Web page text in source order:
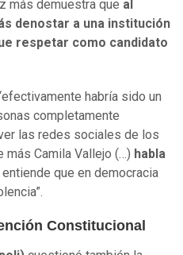
más demuestra que al
denostar a una institución
respetar como candidato
habría sido un
completamente
las redes sociales de los
Camila Vallejo (…) habla
entiende que en democracia
Constitucional